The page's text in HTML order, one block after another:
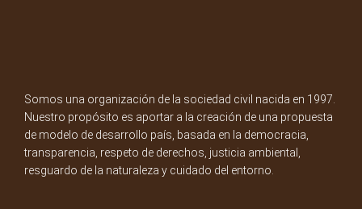
Somos una organización de la sociedad civil nacida en 1997.
Nuestro propósito es aportar a la creación de una propuesta
de modelo de desarrollo país, basada en la democracia,
transparencia, respeto de derechos, justicia ambiental,
resguardo de la naturaleza y cuidado del entorno.